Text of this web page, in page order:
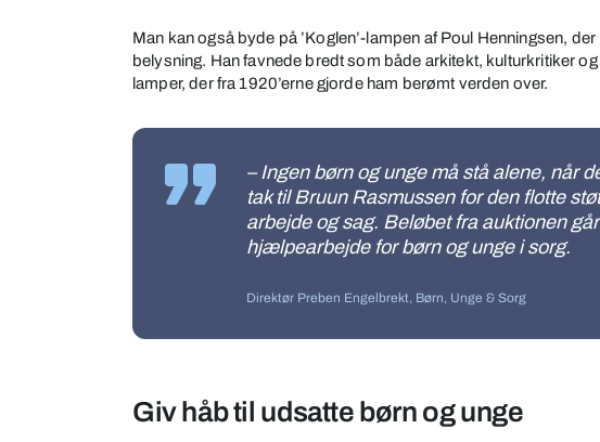
Man kan også byde på ’Koglen’-lampen af Poul Henningsen,
belysning. Han favnede bredt som både arkitekt, kulturkritiker
lamper, der fra 1920’erne gjorde ham berømt verden over.
– Ingen børn og unge må stå alene, når
tak til Bruun Rasmussen for den flotte
arbejde og sag. Beløbet fra auktionen
hjælpearbejde for børn og unge i sorg.
Direktør Preben Engelbrekt, Børn, Unge & Sorg
Giv håb til udsatte børn og unge